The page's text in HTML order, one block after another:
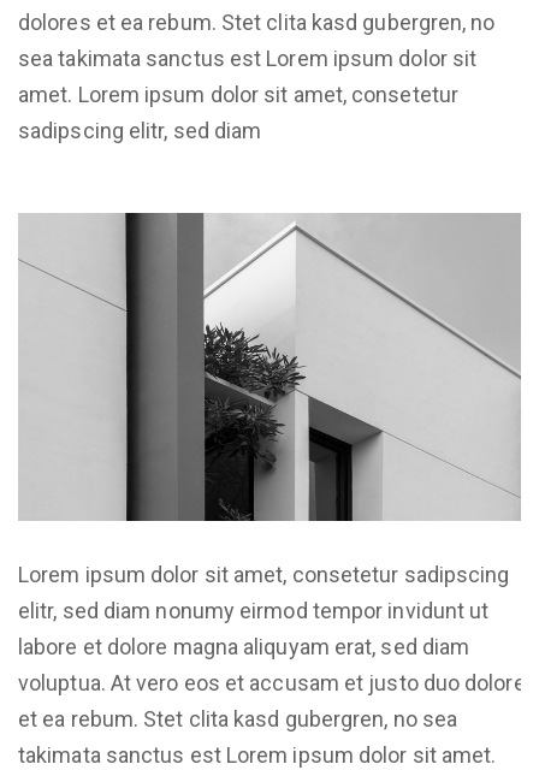
dolores et ea rebum. Stet clita kasd gubergren, no
sea takimata sanctus est Lorem ipsum dolor sit
amet. Lorem ipsum dolor sit amet, consetetur
sadipscing elitr, sed diam
Lorem ipsum dolor sit amet, consetetur sadipscing
elitr, sed diam nonumy eirmod tempor invidunt ut
labore et dolore magna aliquyam erat, sed diam
voluptua. At vero eos et accusam et justo duo dolores
et ea rebum. Stet clita kasd gubergren, no sea
takimata sanctus est Lorem ipsum dolor sit amet.